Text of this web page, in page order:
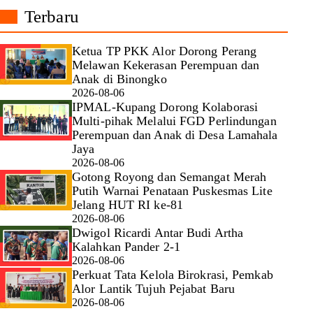
Terbaru
Ketua TP PKK Alor Dorong Perang
Melawan Kekerasan Perempuan dan
Anak di Binongko
2026-08-06
IPMAL-Kupang Dorong Kolaborasi
Multi-pihak Melalui FGD Perlindungan
Perempuan dan Anak di Desa Lamahala
Jaya
2026-08-06
Gotong Royong dan Semangat Merah
Putih Warnai Penataan Puskesmas Lite
Jelang HUT RI ke-81
2026-08-06
Dwigol Ricardi Antar Budi Artha
Kalahkan Pander 2-1
2026-08-06
Perkuat Tata Kelola Birokrasi, Pemkab
Alor Lantik Tujuh Pejabat Baru
2026-08-06